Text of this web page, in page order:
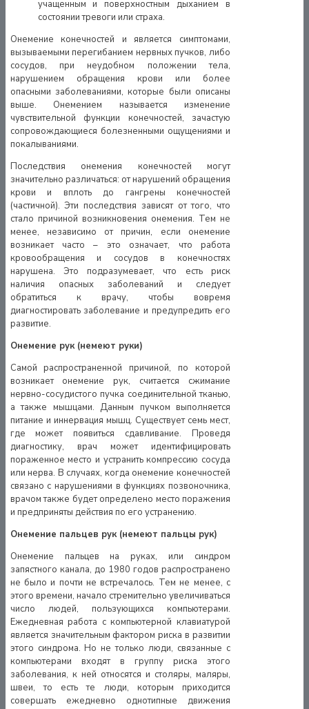
учащенным и поверхностным дыханием в
состоянии тревоги или страха.
Онемение конечностей и является симптомами,
вызываемыми перегибанием нервных пучков, либо
сосудов, при неудобном положении тела,
нарушением обращения крови или более
опасными заболеваниями, которые были описаны
выше. Онемением называется изменение
чувствительной функции конечностей, зачастую
сопровождающиеся болезненными ощущениями и
покалываниями.
Последствия онемения конечностей могут
значительно различаться: от нарушений обращения
крови и вплоть до гангрены конечностей
(частичной). Эти последствия зависят от того, что
стало причиной возникновения онемения. Тем не
менее, независимо от причин, если онемение
возникает часто – это означает, что работа
кровообращения и сосудов в конечностях
нарушена. Это подразумевает, что есть риск
наличия опасных заболеваний и следует
обратиться к врачу, чтобы вовремя
диагностировать заболевание и предупредить его
развитие.
Онемение рук (немеют руки)
Самой распространенной причиной, по которой
возникает онемение рук, считается сжимание
нервно-сосудистого пучка соединительной тканью,
а также мышцами. Данным пучком выполняется
питание и иннервация мышц. Существует семь мест,
где может появиться сдавливание. Проведя
диагностику, врач может идентифицировать
пораженное место и устранить компрессию сосуда
или нерва. В случаях, когда онемение конечностей
связано с нарушениями в функциях позвоночника,
врачом также будет определено место поражения
и предприняты действия по его устранению.
Онемение пальцев рук (немеют пальцы рук)
Онемение пальцев на руках, или синдром
запястного канала, до 1980 годов распространено
не было и почти не встречалось. Тем не менее, с
этого времени, начало стремительно увеличиваться
число людей, пользующихся компьютерами.
Ежедневная работа с компьютерной клавиатурой
является значительным фактором риска в развитии
этого синдрома. Но не только люди, связанные с
компьютерами входят в группу риска этого
заболевания, к ней относятся и столяры, маляры,
швеи, то есть те люди, которым приходится
совершать ежедневно однотипные движения